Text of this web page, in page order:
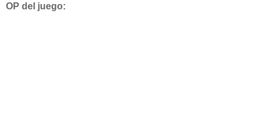
OP del juego: